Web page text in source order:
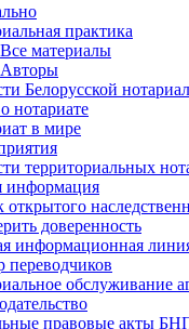
практика
Все материалы
Авторы
Белорусской
нотариате
в мире
территориальных
информация
открытого
доверенность
информационная
переводчиков
обслуживание
правовые акты